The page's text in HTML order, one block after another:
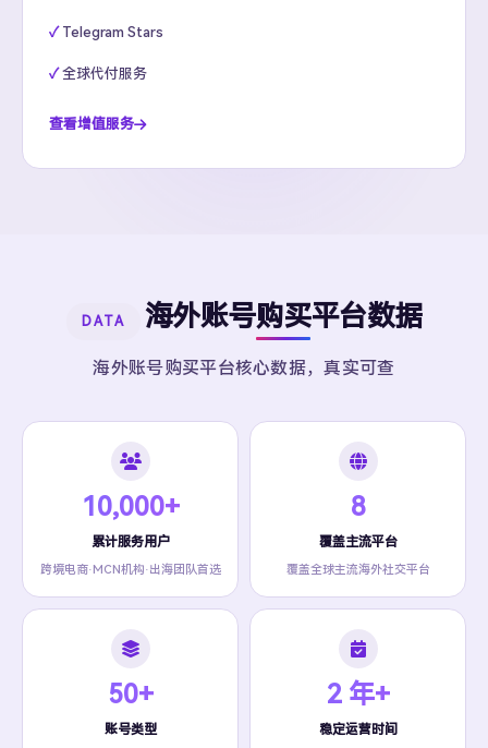
Telegram Stars
全球代付服务
查看增值服务
DATA 海外账号购买平台数据
海外账号购买平台核心数据，真实可查
10,000+
累计服务用户
跨境电商·MCN机构·出海团队首选
8
覆盖主流平台
覆盖全球主流海外社交平台
50+
账号类型
2 年+
稳定运营时间